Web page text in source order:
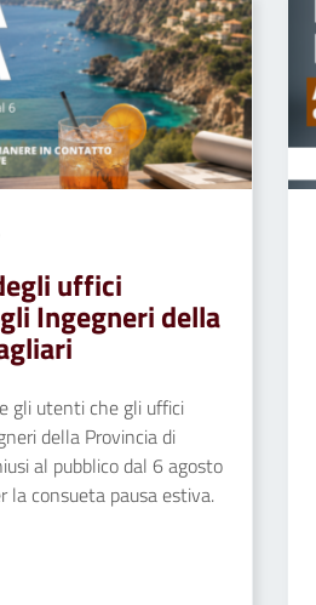
uffici
Ingegneri della
gli utenti che gli uffici
della Provincia di
al pubblico dal 6 agosto
consueta pausa estiva.